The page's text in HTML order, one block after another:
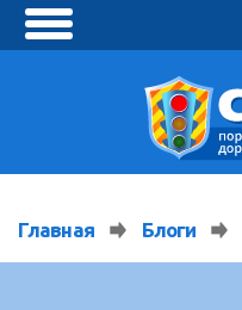
toggle
Главная Блоги